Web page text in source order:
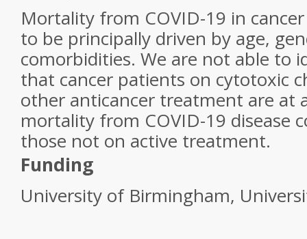
Mortality from COVID-19 in
to be principally driven by age,
comorbidities. We are not able to
that cancer patients on cytotoxic
other anticancer treatment are at
mortality from COVID-19 disease
those not on active treatment.
Funding
University of Birmingham,